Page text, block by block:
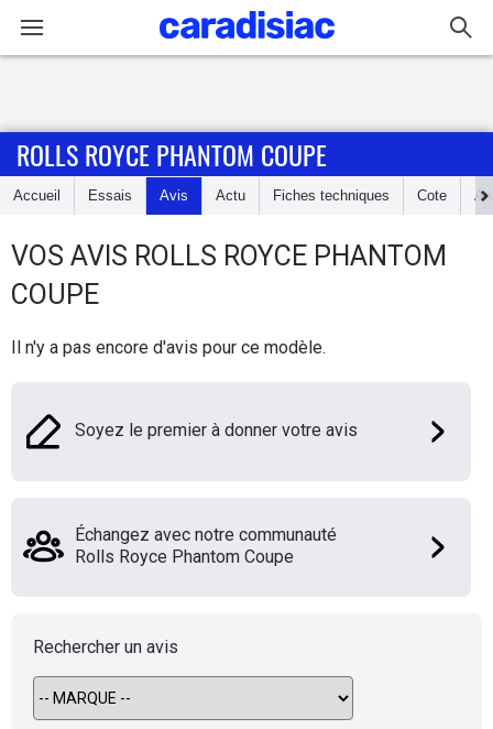
Accueil
Essais
d'achat
Auto
Forum
Moto
ROLLS ROYCE PHANTOM COUPE
Accueil Essais Avis Actu Fiches techniques Cote
VOS AVIS ROLLS ROYCE PHANTOM
COUPE
Il n'y a pas encore d'avis pour ce modèle.
Soyez le premier à donner votre avis
Échangez avec notre communauté
Rolls Royce Phantom Coupe
Rechercher un avis